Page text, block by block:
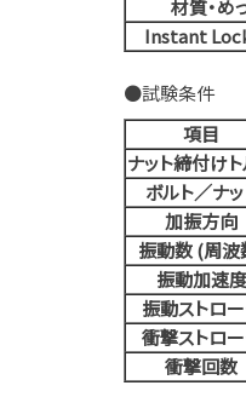
材質・め
Instant
●試験条件
項目
ナット締付け
ボルト／ナ
加振方向
振動数 (周波
振動加速度
振動ストロ
衝撃ストロ
衝撃回数